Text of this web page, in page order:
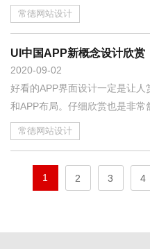
常德网站设计
09-02
2020
UI中国APP新概念设计欣赏
好看的APP界面设计一定是让
和APP布局。仔细欣赏也是非常
人的第一种印象。
常德网站设计
1 2 3 4